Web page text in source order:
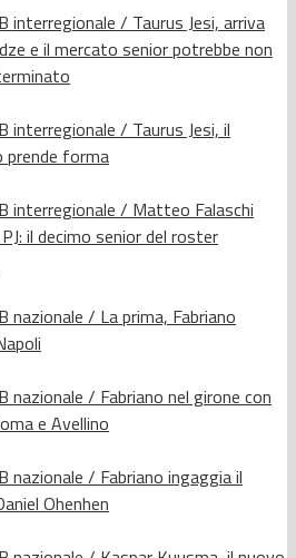
interregionale / Taurus Jesi, arriva
e il mercato senior potrebbe non
interregionale / Taurus Jesi, il
prende forma
interregionale / Matteo Falaschi
il decimo senior del roster
nazionale / La prima, Fabriano
nazionale / Fabriano nel girone con
e Avellino
nazionale / Fabriano ingaggia il
Ohenhen